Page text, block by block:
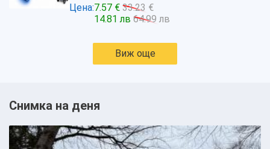
Цена:7.57 € 33.23 €
14.81 лв 64.99 лв
Виж още
Снимка на деня